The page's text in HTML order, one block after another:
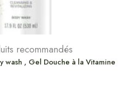
recommandés
wash , Gel Douche à la Vitamine